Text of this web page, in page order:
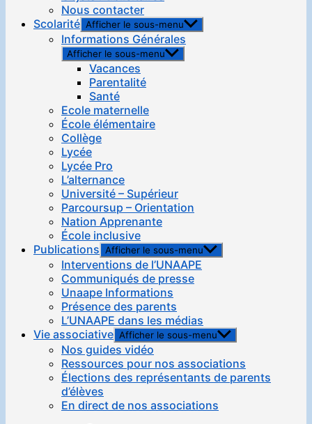
Nous contacter
Scolarité Afficher le sous-menu
Informations Générales
Afficher le sous-menu
Vacances
Parentalité
Santé
Ecole maternelle
École élémentaire
Collège
Lycée
Lycée Pro
L’alternance
Université – Supérieur
Parcoursup – Orientation
Nation Apprenante
École inclusive
Publications Afficher le sous-menu
Interventions de l’UNAAPE
Communiqués de presse
Unaape Informations
Présence des parents
L’UNAAPE dans les médias
Vie associative Afficher le sous-menu
Nos guides vidéo
Ressources pour nos associations
Élections des représentants de parents
d’élèves
En direct de nos associations